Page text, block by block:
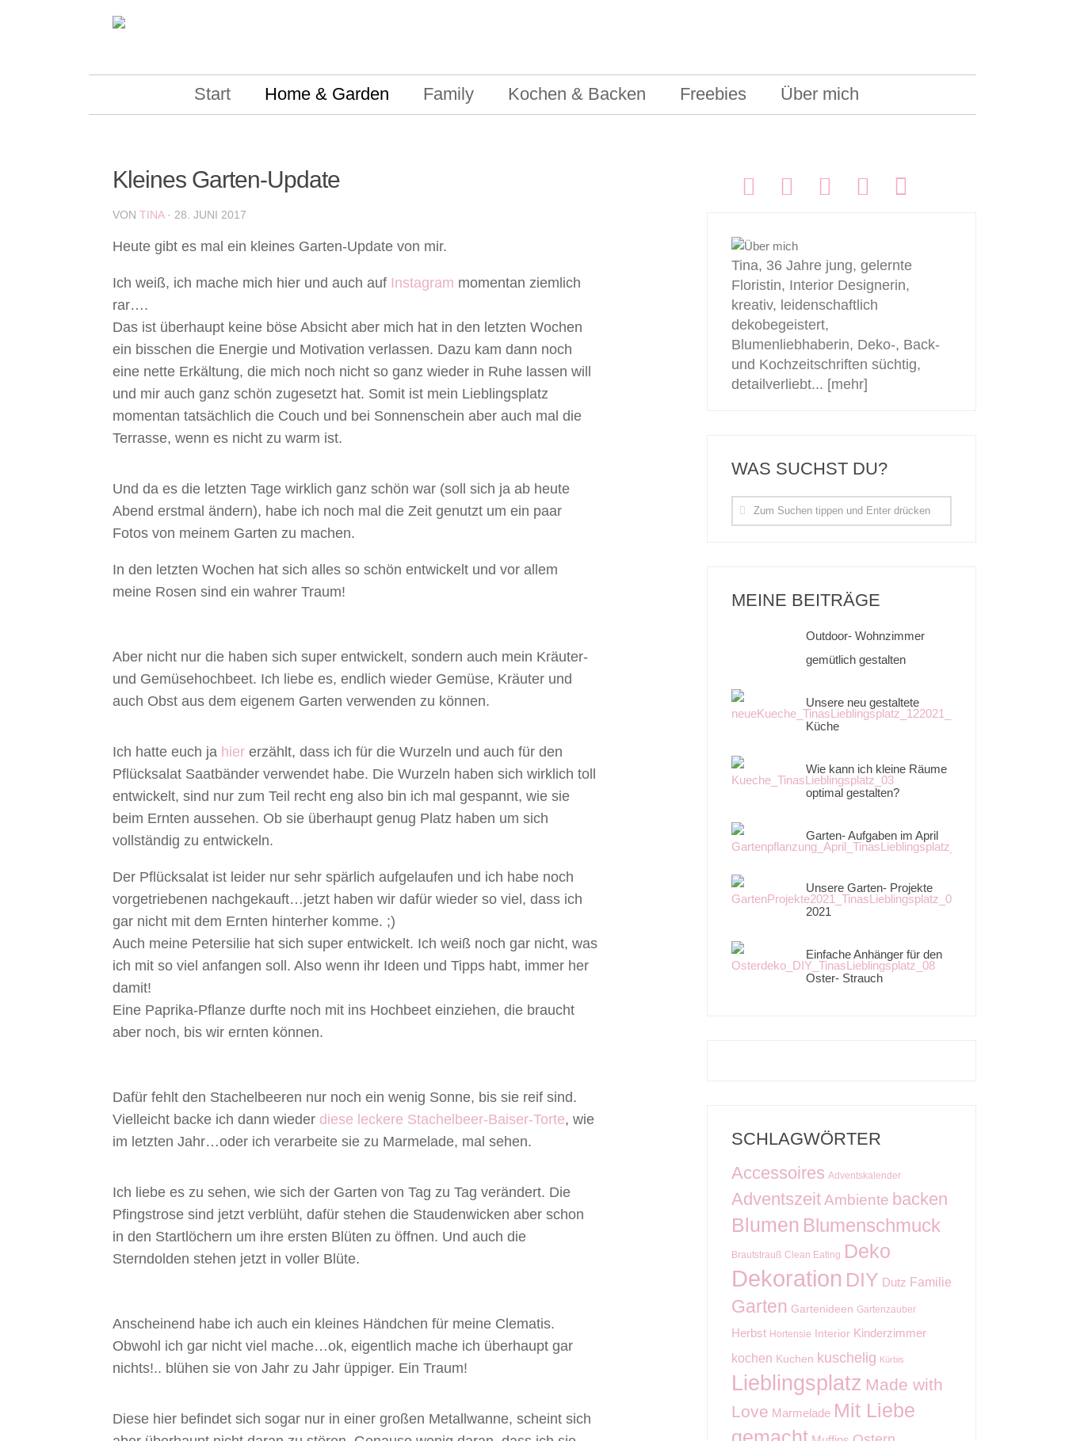
Start Home & Garden Family Kochen & Backen Freebies Über mich
Kleines Garten-Update
VON TINA · 28. JUNI 2017
Heute gibt es mal ein kleines Garten-Update von mir.
Ich weiß, ich mache mich hier und auch auf Instagram momentan ziemlich
rar….
Das ist überhaupt keine böse Absicht aber mich hat in den letzten Wochen
ein bisschen die Energie und Motivation verlassen. Dazu kam dann noch
eine nette Erkältung, die mich noch nicht so ganz wieder in Ruhe lassen will
und mir auch ganz schön zugesetzt hat. Somit ist mein Lieblingsplatz
momentan tatsächlich die Couch und bei Sonnenschein aber auch mal die
Terrasse, wenn es nicht zu warm ist.
Und da es die letzten Tage wirklich ganz schön war (soll sich ja ab heute
Abend erstmal ändern), habe ich noch mal die Zeit genutzt um ein paar
Fotos von meinem Garten zu machen.
In den letzten Wochen hat sich alles so schön entwickelt und vor allem
meine Rosen sind ein wahrer Traum!
Aber nicht nur die haben sich super entwickelt, sondern auch mein Kräuter-
und Gemüsehochbeet. Ich liebe es, endlich wieder Gemüse, Kräuter und
auch Obst aus dem eigenem Garten verwenden zu können.
Ich hatte euch ja hier erzählt, dass ich für die Wurzeln und auch für den
Pflücksalat Saatbänder verwendet habe. Die Wurzeln haben sich wirklich toll
entwickelt, sind nur zum Teil recht eng also bin ich mal gespannt, wie sie
beim Ernten aussehen. Ob sie überhaupt genug Platz haben um sich
vollständig zu entwickeln.
Der Pflücksalat ist leider nur sehr spärlich aufgelaufen und ich habe noch
vorgetriebenen nachgekauft…jetzt haben wir dafür wieder so viel, dass ich
gar nicht mit dem Ernten hinterher komme. ;)
Auch meine Petersilie hat sich super entwickelt. Ich weiß noch gar nicht, was
ich mit so viel anfangen soll. Also wenn ihr Ideen und Tipps habt, immer her
damit!
Eine Paprika-Pflanze durfte noch mit ins Hochbeet einziehen, die braucht
aber noch, bis wir ernten können.
Dafür fehlt den Stachelbeeren nur noch ein wenig Sonne, bis sie reif sind.
Vielleicht backe ich dann wieder diese leckere Stachelbeer-Baiser-Torte, wie
im letzten Jahr…oder ich verarbeite sie zu Marmelade, mal sehen.
Ich liebe es zu sehen, wie sich der Garten von Tag zu Tag verändert. Die
Pfingstrose sind jetzt verblüht, dafür stehen die Staudenwicken aber schon
in den Startlöchern um ihre ersten Blüten zu öffnen. Und auch die
Sterndolden stehen jetzt in voller Blüte.
Anscheinend habe ich auch ein kleines Händchen für meine Clematis.
Obwohl ich gar nicht viel mache…ok, eigentlich mache ich überhaupt gar
nichts!.. blühen sie von Jahr zu Jahr üppiger. Ein Traum!
Diese hier befindet sich sogar nur in einer großen Metallwanne, scheint sich
Tina, 36 Jahre jung, gelernte
Floristin, Interior Designerin,
kreativ, leidenschaftlich
dekobegeistert,
Blumenliebhaberin, Deko-, Back-
und Kochzeitschriften süchtig,
detailverliebt... [mehr]
WAS SUCHST DU?
MEINE BEITRÄGE
Outdoor- Wohnzimmer
gemütlich gestalten
Unsere neu gestaltete
Küche
Wie kann ich kleine Räume
optimal gestalten?
Garten- Aufgaben im April
Unsere Garten- Projekte
2021
Einfache Anhänger für den
Oster- Strauch
SCHLAGWÖRTER
Accessoires Adventskalender
AdventszeitAmbiente backen
Blumen Blumenschmuck
Brautstrauß Clean Eating Deko
Dekoration DIY Dutz Familie
Garten Gartenideen Gartenzauber
Herbst Hortensie Interior Kinderzimmer
kochen Kuchen kuschelig Kürbis
Lieblingsplatz Made with
Love Marmelade Mit Liebe